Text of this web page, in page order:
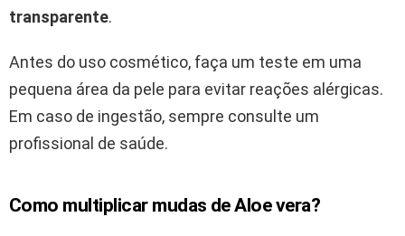
transparente.
Antes do uso cosmético, faça um teste em uma
pequena área da pele para evitar reações alérgicas.
Em caso de ingestão, sempre consulte um
profissional de saúde.
Como multiplicar mudas de Aloe vera?